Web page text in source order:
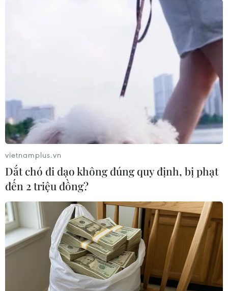
ASEAN Cup?
Cảnh sát khám xét nơi ở
của Huấn "Hoa Hồng"
Khởi tố người đàn ông
xịt vòi cao áp vào thợ
tháo dỡ nhà sát vách
vietnamplus.vn
Dắt chó đi dạo không đúng quy định, bị phạt
đến 2 triệu đồng?